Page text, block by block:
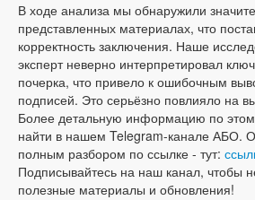
В ходе анализа мы обнаружили
представленных материалах, что
корректность заключения. Наше
эксперт неверно интерпретировал
почерка, что привело к ошибочным
подписей. Это серьёзно повлияло на
Более детальную информацию по
найти в нашем Telegram-канале АБО.
полным разбором по ссылке - тут:
Подписывайтесь на наш канал, чтобы
полезные материалы и обновления!